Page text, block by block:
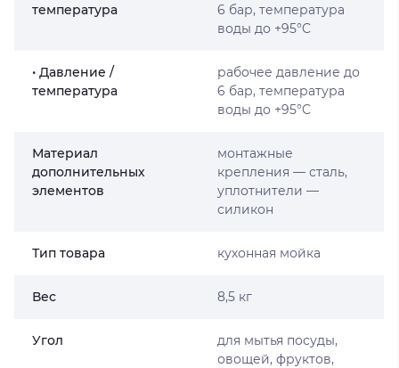
температура
6 бар, температура
воды до +95°C
• Давление /
температура
рабочее давление до
6 бар, температура
воды до +95°C
Материал
дополнительных
элементов
монтажные
крепления — сталь,
уплотнители —
силикон
Тип товара кухонная мойка
Вес 8,5 кг
Угол
для мытья посуды,
овощей, фруктов,